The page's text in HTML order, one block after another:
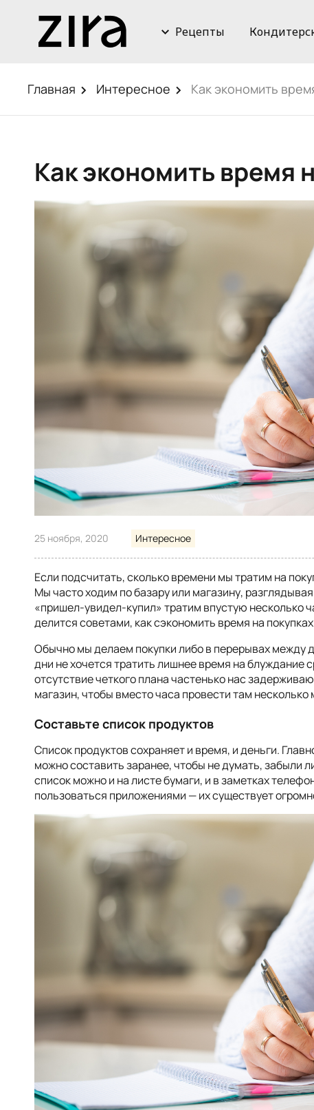
Рецепты
Главная Интересное Как экономить
Как экономить время
25 ноября, 2020 Интересное
Если подсчитать, сколько времени мы тратим на
Мы часто ходим по базару или магазину,
«пришел-увидел-купил» тратим впустую несколько
делится советами, как сэкономить время на
Обычно мы делаем покупки либо в перерывах между
дни не хочется тратить лишнее время на блуждание
отсутствие четкого плана частенько нас
магазин, чтобы вместо часа провести там несколько
Составьте список продуктов
Список продуктов сохраняет и время, и деньги.
можно составить заранее, чтобы не думать, забыли
список можно и на листе бумаги, и в заметках
пользоваться приложениями — их существует